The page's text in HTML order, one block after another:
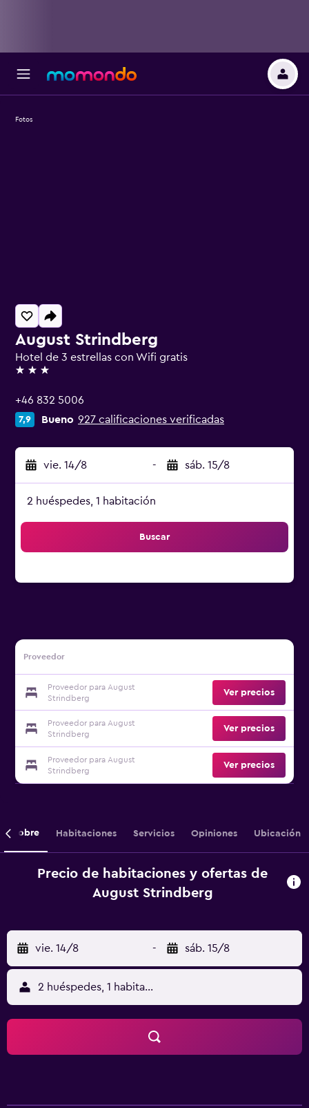
August Strindberg
Hotel de 3 estrellas con Wifi gratis
3 estrellas
+46 832 5006
7,9 Bueno 927 calificaciones verificadas
vie. 14/8 - sáb. 15/8
2 huéspedes, 1 habitación
Buscar
Proveedor
Proveedor para August
Strindberg
Ver precios
Proveedor para August
Strindberg
Ver precios
Proveedor para August
Strindberg
Ver precios
Fotos
Sobre Habitaciones Servicios Opiniones Ubicación
Precio de habitaciones y ofertas de
August Strindberg
vie. 14/8 - sáb. 15/8
2 huéspedes, 1 habitación